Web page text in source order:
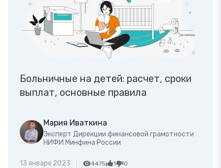
Больничные на детей: расчет, сроки
выплат, основные правила
Мария Иваткина
Эксперт Дирекции финансовой грамотности
НИФИ Минфина России
13 января 2023 4475 1 0